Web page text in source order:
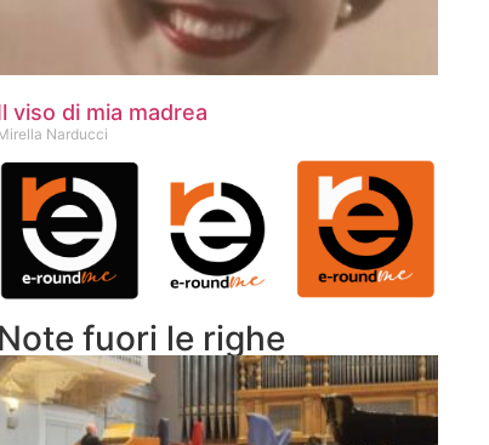
viso di mia madrea
Narducci
Note fuori le righe